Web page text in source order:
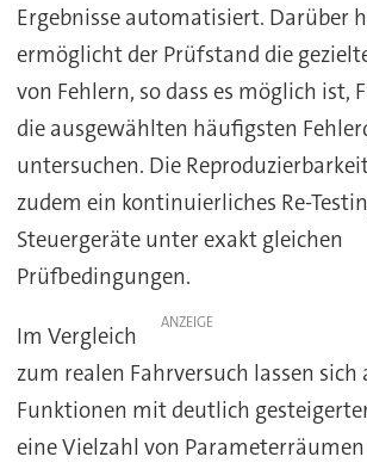
Ergebnisse automatisiert. Darüber
ermöglicht der Prüfstand die
von Fehlern, so dass es möglich ist,
die ausgewählten häufigsten
untersuchen. Die
zudem ein kontinuierliches Re-
Steuergeräte unter exakt gleichen
Prüfbedingungen.
ANZEIGE
Im Vergleich
zum realen Fahrversuch lassen
Funktionen mit deutlich
eine Vielzahl von